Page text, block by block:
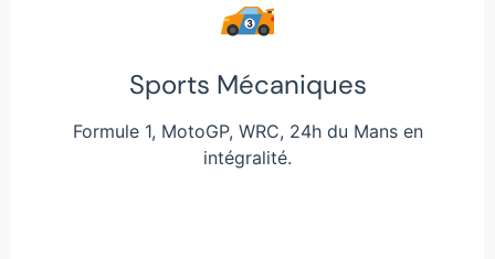
Sports Mécaniques
Formule 1, MotoGP, WRC, 24h du Mans en
intégralité.